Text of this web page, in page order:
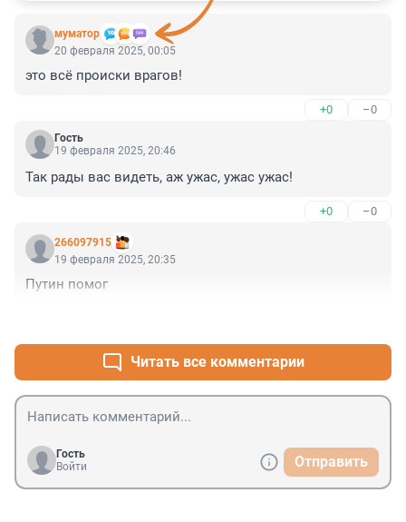
муматор
20 февраля 2025, 00:05
это всё происки врагов!
+0 –0
Гость
19 февраля 2025, 20:46
Так рады вас видеть, аж ужас, ужас ужас!
+0 –0
266097915
19 февраля 2025, 20:35
Путин помог
Читать все комментарии
Гость
Войти
Отправить